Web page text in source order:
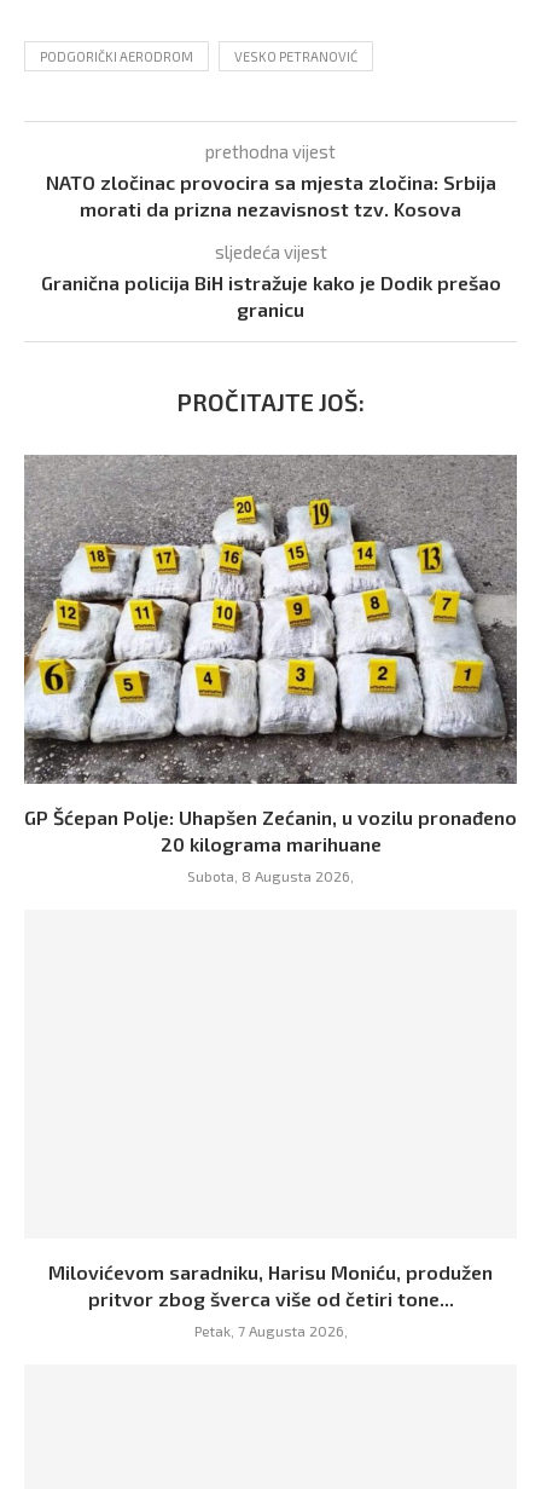
PODGORIČKI AERODROM VESKO PETRANOVIĆ
prethodna vijest
NATO zločinac provocira sa mjesta zločina: Srbija
morati da prizna nezavisnost tzv. Kosova
sljedeća vijest
Granična policija BiH istražuje kako je Dodik prešao
granicu
PROČITAJTE JOŠ:
GP Šćepan Polje: Uhapšen Zećanin, u vozilu pronađeno
20 kilograma marihuane
Subota, 8 Augusta 2026,
Milovićevom saradniku, Harisu Moniću, produžen
pritvor zbog šverca više od četiri tone...
Petak, 7 Augusta 2026,